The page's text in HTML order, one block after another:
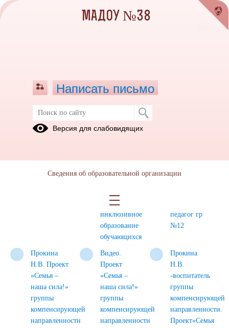
Инклюзивное образование . Группа
компенсирующей направленности (
группа 12
Нормативно-
регламентирующие
инклюзивное
образование
обучающихся
педагог гр
№12
Прокина
Н.В. Проект
«Семья –
наша сила!»
группы
компенсирующей
направленности
Видео.
Проект
«Семья –
наша сила!»
группы
компенсирующей
направленности
Прокина
Н.В.
-воспитатель
группы
компенсирующей
направленности.
Проект«Семья
МАДОУ №38
Написать письмо
Версия для слабовидящих
Сведения об образовательной организации